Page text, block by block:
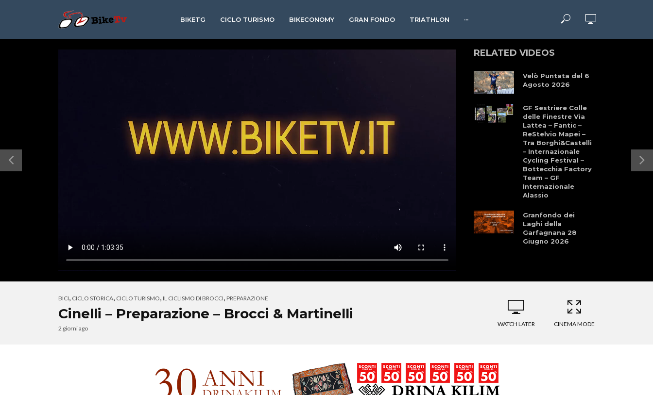
BIKETG CICLO TURISMO BIKECONOMY GRAN FONDO TRIATHLON ···
RELATED VIDEOS
Velò Puntata del 6
Agosto 2026
GF Sestriere Colle
delle Finestre Via
Lattea – Fantic –
ReStelvio Mapei –
Tra Borghi&Castelli
– Internazionale
Cycling Festival –
Bottecchia Factory
Team – GF
Internazionale
Alassio
Granfondo dei
Laghi della
Garfagnana 28
Giugno 2026
Profumano di Sport
BICI, CICLO STORICA, CICLO TURISMO, IL CICLISMO DI BROCCI, PREPARAZIONE
Cinelli – Preparazione – Brocci & Martinelli
2 giorni ago
WATCH LATER CINEMA MODE